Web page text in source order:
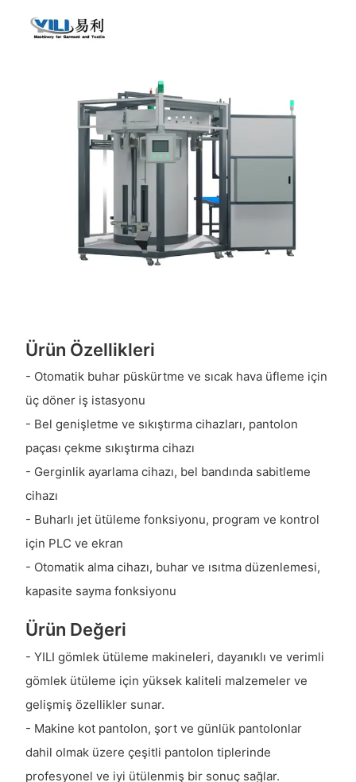
Ürün Özellikleri
- Otomatik buhar püskürtme ve sıcak hava üfleme için
üç döner iş istasyonu
- Bel genişletme ve sıkıştırma cihazları, pantolon
paçası çekme sıkıştırma cihazı
- Gerginlik ayarlama cihazı, bel bandında sabitleme
cihazı
- Buharlı jet ütüleme fonksiyonu, program ve kontrol
için PLC ve ekran
- Otomatik alma cihazı, buhar ve ısıtma düzenlemesi,
kapasite sayma fonksiyonu
Ürün Değeri
- YILI gömlek ütüleme makineleri, dayanıklı ve verimli
gömlek ütüleme için yüksek kaliteli malzemeler ve
gelişmiş özellikler sunar.
- Makine kot pantolon, şort ve günlük pantolonlar
dahil olmak üzere çeşitli pantolon tiplerinde
profesyonel ve iyi ütülenmiş bir sonuç sağlar.